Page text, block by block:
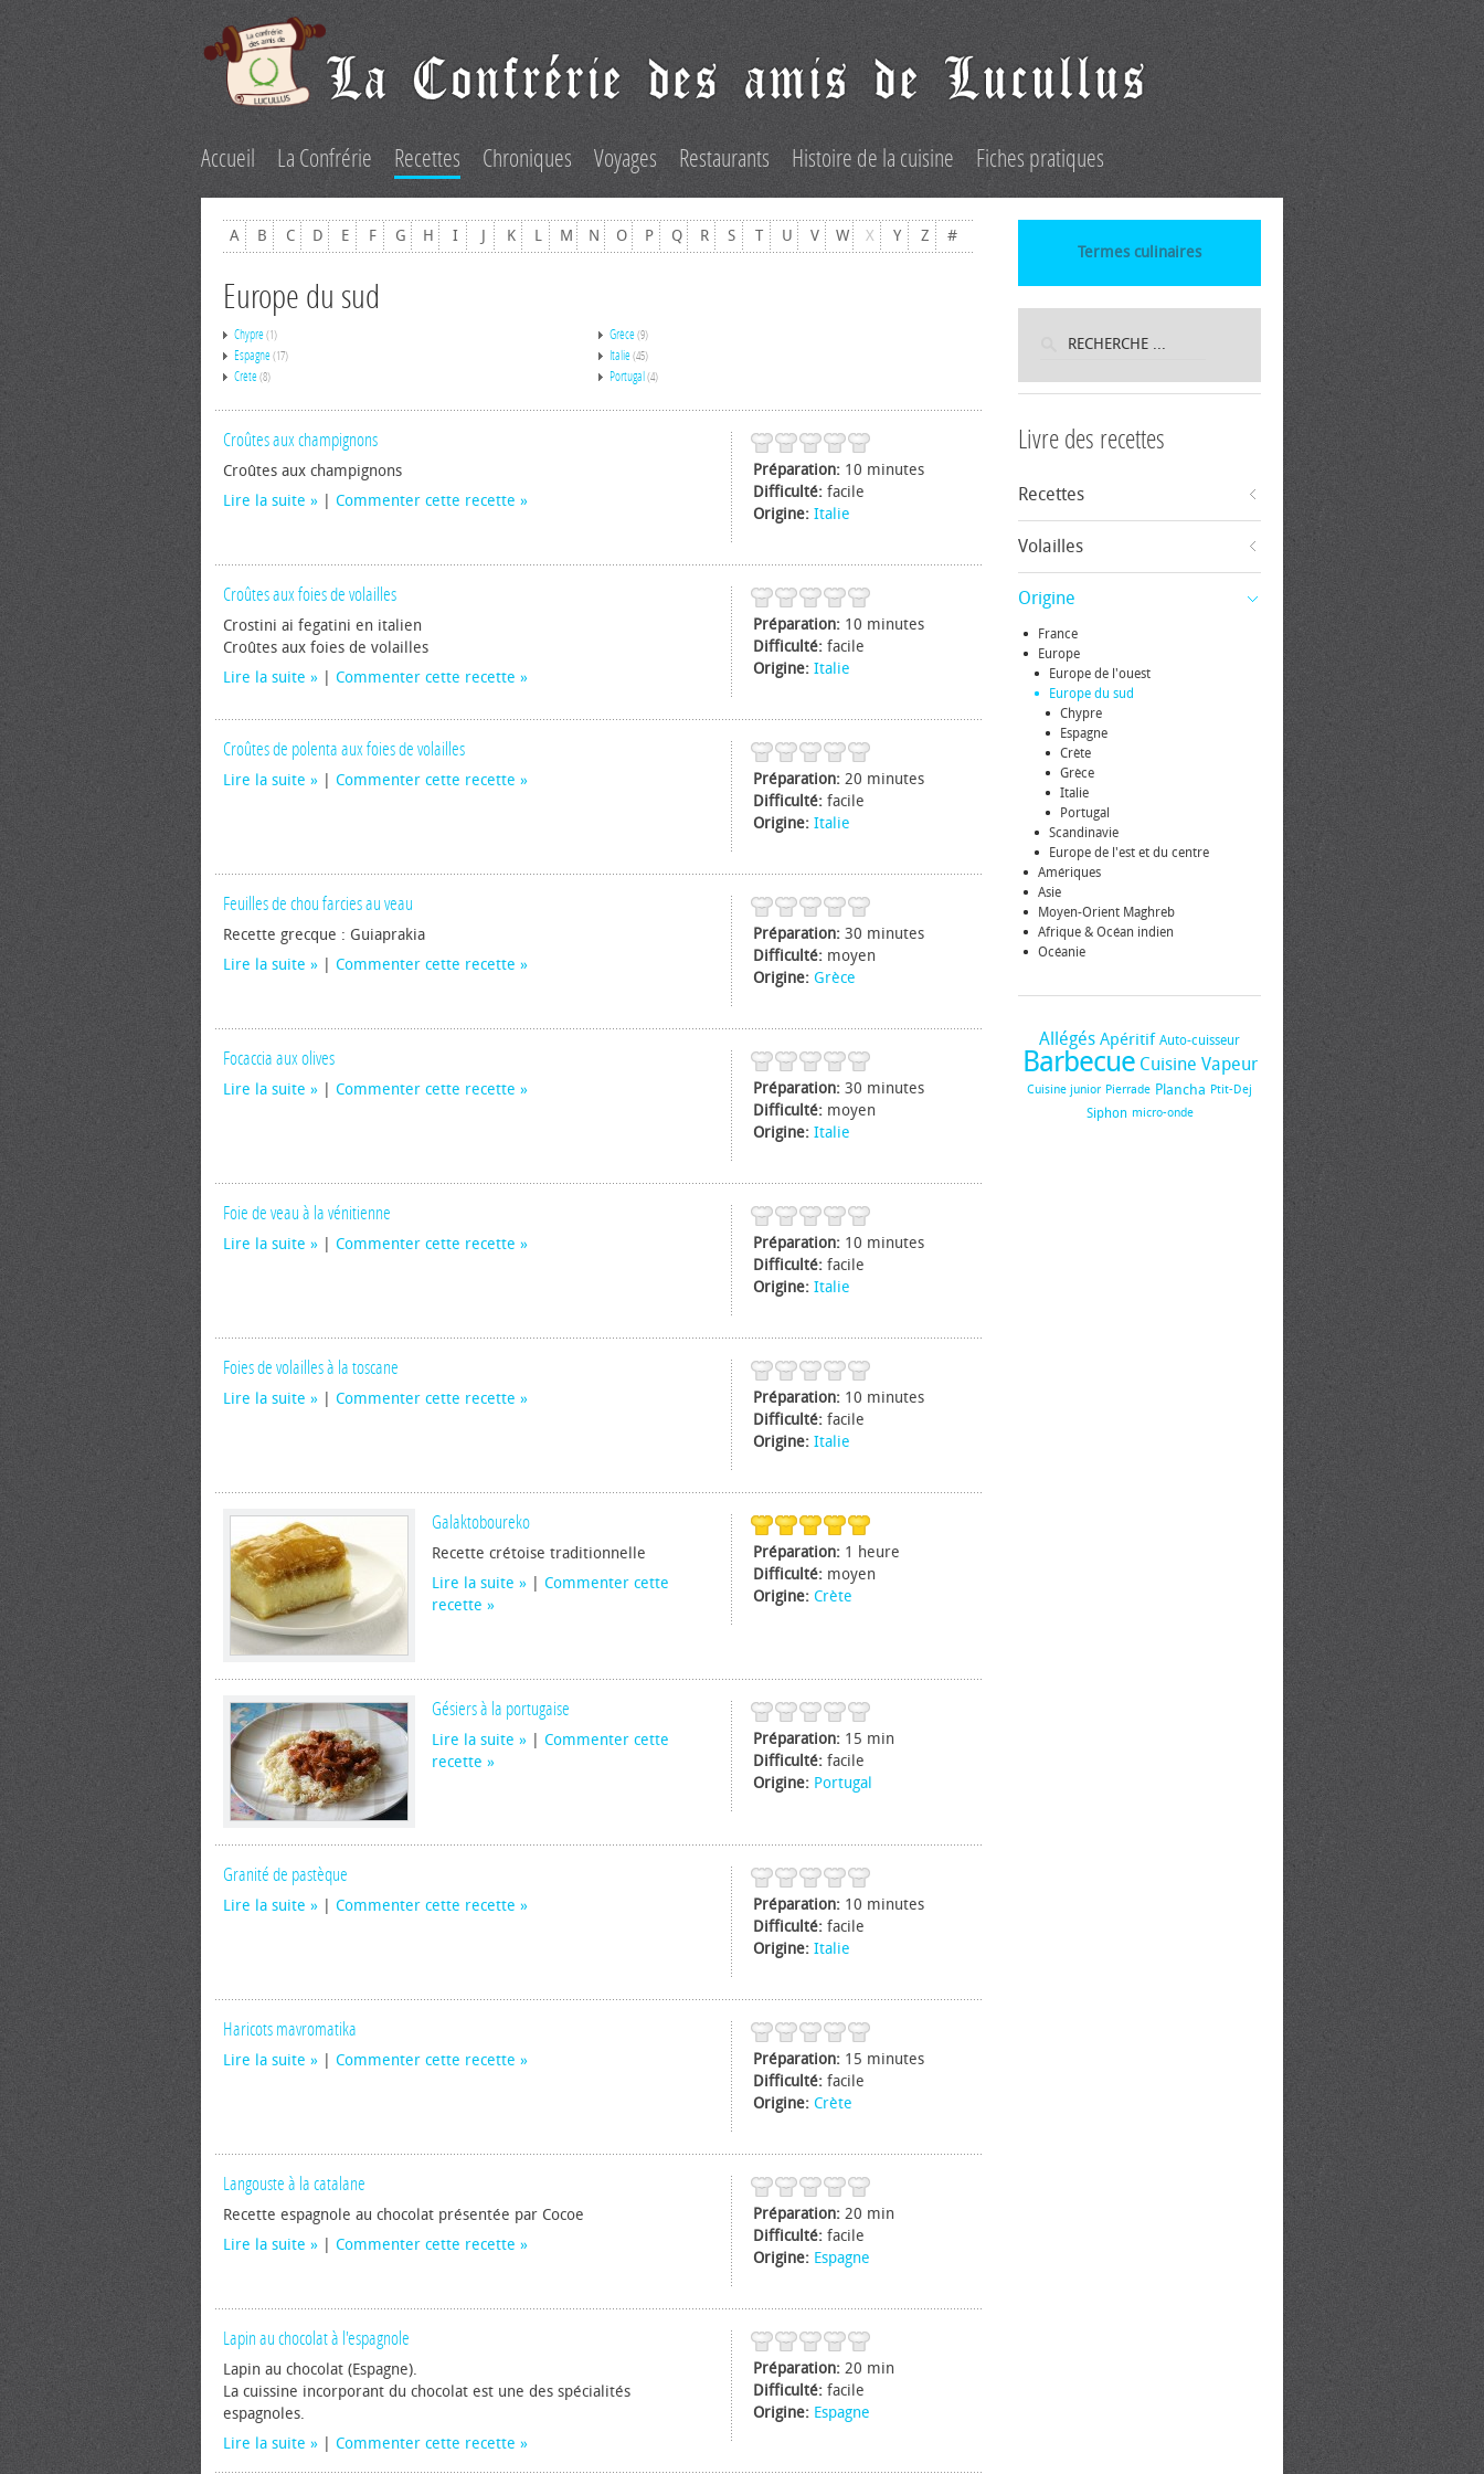
Accueil La Confrérie Recettes Chroniques Voyages Restaurants Histoire de la cuisine Fiches pratiques
A B C D E F G H I J K L M N O P Q R S T U V W X Y Z #
Europe du sud
Chypre(1)
Espagne(17)
Crète(8)
Grèce(9)
Italie(45)
Portugal (4)
Préparation: 10 minutes
Difficulté: facile
Origine: Italie
Croûtes aux champignons
Croûtes aux champignons
Lire la suite
Commenter cette recette
Préparation: 10 minutes
Difficulté: facile
Origine: Italie
Croûtes aux foies de volailles
Crostini ai fegatini en italien
Croûtes aux foies de volailles
Lire la suite
Commenter cette recette
Préparation: 20 minutes
Difficulté: facile
Origine: Italie
Croûtes de polenta aux foies de volailles
Lire la suite Commenter cette recette
Préparation: 30 minutes
Difficulté: moyen
Origine: Grèce
Feuilles de chou farcies au veau
Recette grecque : Guiaprakia
Lire la suite
Commenter cette recette
Préparation: 30 minutes
Difficulté: moyen
Origine: Italie
Focaccia aux olives
Lire la suite Commenter cette recette
Préparation: 10 minutes
Difficulté: facile
Origine: Italie
Foie de veau à la vénitienne
Lire la suite Commenter cette recette
Préparation: 10 minutes
Difficulté: facile
Origine: Italie
Foies de volailles à la toscane
Lire la suite Commenter cette recette
Préparation: 1 heure
Difficulté: moyen
Origine: Crète
Galaktoboureko
Recette crétoise traditionnelle
Lire la suite
Commenter cette
recette
Préparation: 15 min
Difficulté: facile
Origine: Portugal
Gésiers à la portugaise
Lire la suite
Commenter cette
recette
Préparation: 10 minutes
Difficulté: facile
Origine: Italie
Granité de pastèque
Lire la suite Commenter cette recette
Préparation: 15 minutes
Difficulté: facile
Origine: Crète
Haricots mavromatika
Lire la suite Commenter cette recette
Préparation: 20 min
Difficulté: facile
Origine: Espagne
Langouste à la catalane
Recette espagnole au chocolat présentée par Cocoe
Lire la suite
Commenter cette recette
Préparation: 20 min
Difficulté: facile
Origine: Espagne
Lapin au chocolat à l'espagnole
Lapin au chocolat (Espagne).
La cuissine incorporant du chocolat est une des spécialités
espagnoles.
Lire la suite
Commenter cette recette
Termes culinaires
Livre des recettes
Recettes
Volailles
Origine
France
Europe
Europe de l'ouest
Europe du sud
Chypre
Espagne
Crète
Grèce
Italie
Portugal
Scandinavie
Europe de l'est et du centre
Amériques
Asie
Moyen-Orient Maghreb
Afrique & Océan indien
Océanie
Allégés Apéritif Auto-cuisseur
Barbecue Cuisine Vapeur
Cuisine junior Pierrade Plancha Ptit-Dej
Siphon micro-onde